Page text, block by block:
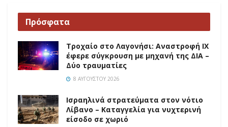
Πρόσφατα
Τροχαίο στο Λαγονήσι: Αναστροφή ΙΧ
έφερε σύγκρουση με μηχανή της ΔΙΑ –
Δύο τραυματίες
8 ΑΥΓΟΎΣΤΟΥ 2026
Ισραηλινά στρατεύματα στον νότιο
Λίβανο – Καταγγελία για νυχτερινή
είσοδο σε χωριό